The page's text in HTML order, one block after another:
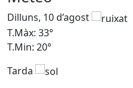
Dilluns, 10 d’agost
T.Màx: 33°
T.Min: 20°
Tarda